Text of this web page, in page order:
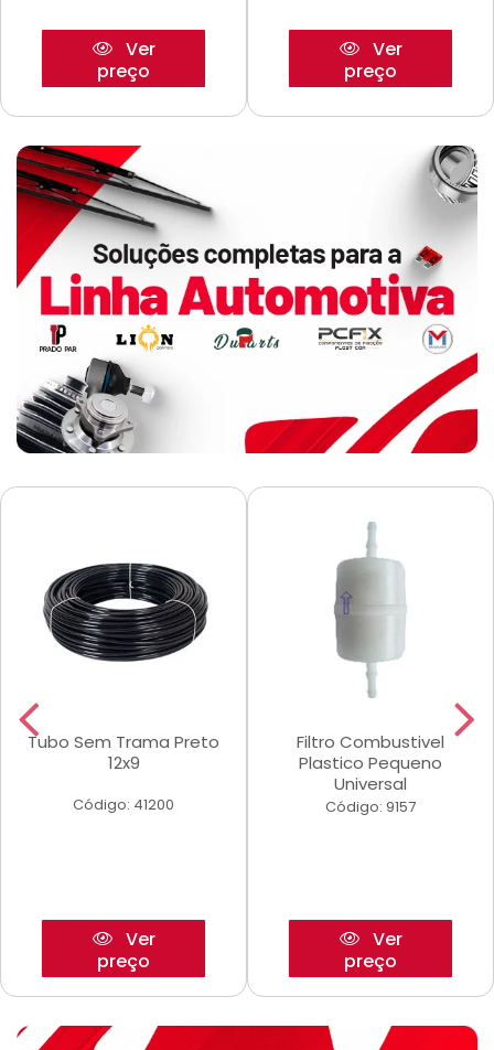
Ver
preço
Ver
preço
Tubo Sem Trama Preto
12x9
Código: 41200
Ver
preço
Filtro Combustivel
Plastico Pequeno
Universal
Código: 9157
Ver
preço